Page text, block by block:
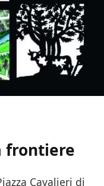
frontiere
Cavalieri di